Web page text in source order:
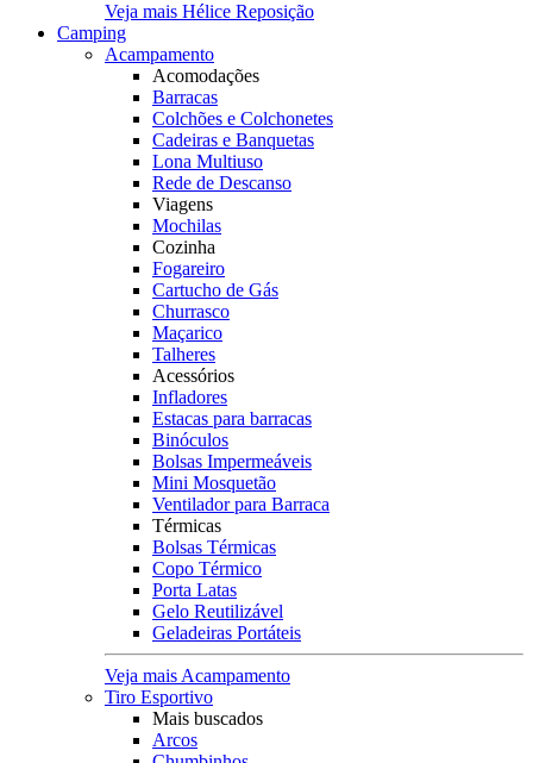
Veja mais Hélice Reposição
Camping
Acampamento
Acomodações
Barracas
Colchões e Colchonetes
Cadeiras e Banquetas
Lona Multiuso
Rede de Descanso
Viagens
Mochilas
Cozinha
Fogareiro
Cartucho de Gás
Churrasco
Maçarico
Talheres
Acessórios
Infladores
Estacas para barracas
Binóculos
Bolsas Impermeáveis
Mini Mosquetão
Ventilador para Barraca
Térmicas
Bolsas Térmicas
Copo Térmico
Porta Latas
Gelo Reutilizável
Geladeiras Portáteis
Veja mais Acampamento
Tiro Esportivo
Mais buscados
Arcos